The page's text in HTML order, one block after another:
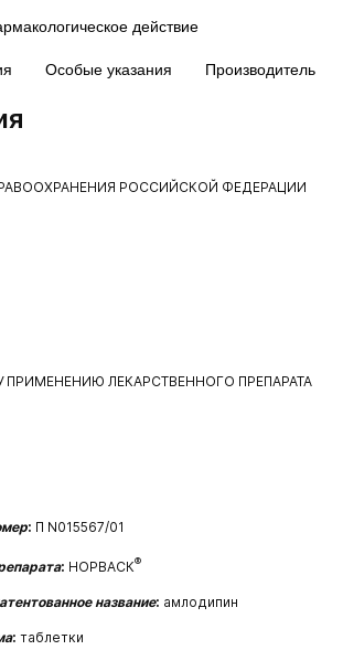
действие
Особые указания Производитель
РОССИЙСКОЙ ФЕДЕРАЦИИ
ЛЕКАРСТВЕННОГО ПРЕПАРАТА
: П N015567/01
: НОРВАСК®
название: амлодипин
: таблетки